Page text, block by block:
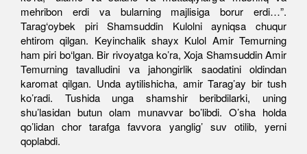
mehribon erdi va bularning majlisiga borur erdi…”.
Tarag‘oybek piri Shamsuddin Kulolni ayniqsa chuqur
ehtirom qilgan. Keyinchalik shayx Kulol Amir Temurning
ham piri bo‘lgan. Bir rivoyatga ko’ra, Xoja Shamsuddin Amir
Temurning tavalludini va jahongirlik saodatini oldindan
karomat qilgan. Unda aytilishicha, amir Tarag’ay bir tush
ko’radi. Tushida unga shamshir beribdilarki, uning
shu’lasidan butun olam munavvar bo’libdi. O’sha holda
qo’lidan chor tarafga favvora yanglig’ suv otilib, yerni
qoplabdi.